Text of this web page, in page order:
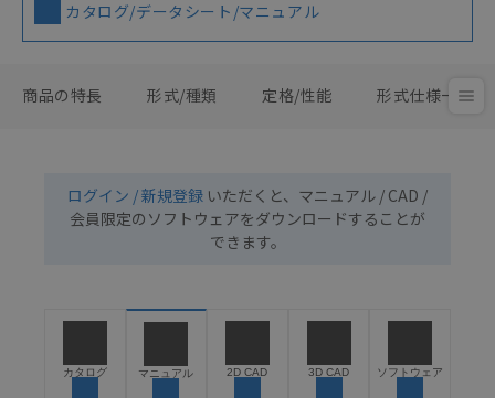
カタログ/データシート/マニュアル
商品の特長 形式/種類 定格/性能 形式仕様一覧
ログイン / 新規登録 いただくと、マニュアル / CAD /
会員限定のソフトウェアをダウンロードすることが
できます。
カタログ マニュアル 2D CAD 3D CAD ソフトウェア